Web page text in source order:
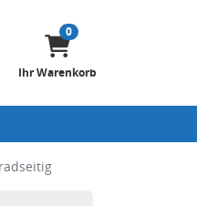
0
Ihr Warenkorb